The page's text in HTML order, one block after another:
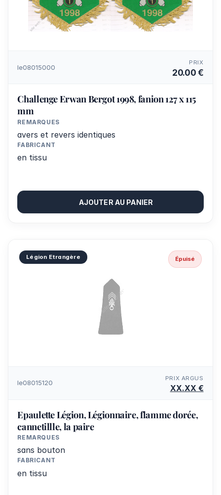
le08015000
PRIX
20.00 €
Challenge Erwan Bergot 1998, fanion 127 x 115
mm
REMARQUES
avers et revers identiques
FABRICANT
en tissu
AJOUTER AU PANIER
Légion Etrangère Épuisé
le08015120
PRIX ARGUS
XX.XX €
Epaulette Légion, Légionnaire, flamme dorée,
cannetillle, la paire
REMARQUES
sans bouton
FABRICANT
en tissu